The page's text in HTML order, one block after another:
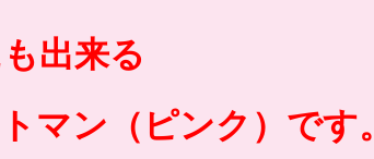
出来る
マン（ピンク）です。